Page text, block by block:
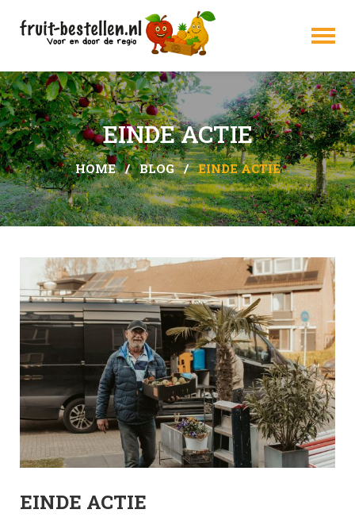
Shop
Fruit op het werk
Mijn account
Alles over schoolfruit
Home
Contact
Over ons
Blog
EINDE ACTIE
HOME BLOG EINDE ACTIE
EINDE ACTIE